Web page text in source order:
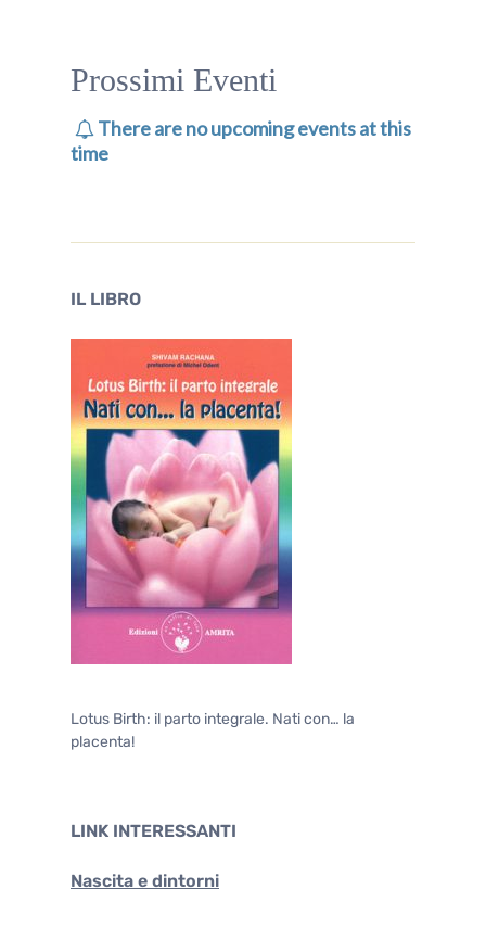
Prossimi Eventi
There are no upcoming events at this
time
IL LIBRO
Lotus Birth: il parto integrale. Nati con… la
placenta!
LINK INTERESSANTI
Nascita e dintorni